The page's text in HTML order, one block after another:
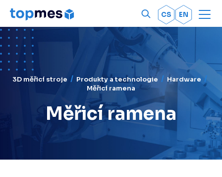
CS EN Menu
3D měřicí stroje Produkty a technologie
Hardware
Měřicí ramena
Měřicí ramena